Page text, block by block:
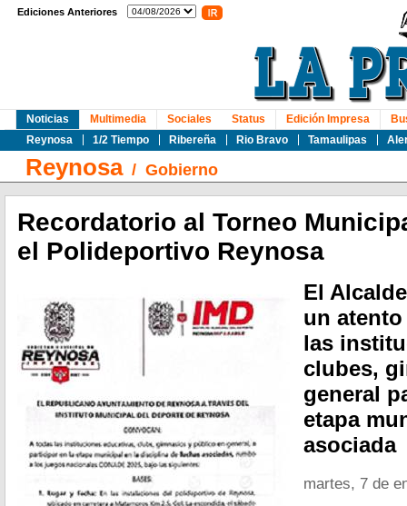
Ediciones Anteriores
Noticias
Reynosa
1/2 Tiempo Ribereña Rio Bravo Tamaulipas
Multimedia Sociales Status Edición Impresa
Reynosa/ Gobierno
Recordatorio al Torneo
el Polideportivo Reynosa
El
un
las
clubes,
general
etapa
asociada
martes, 7 de